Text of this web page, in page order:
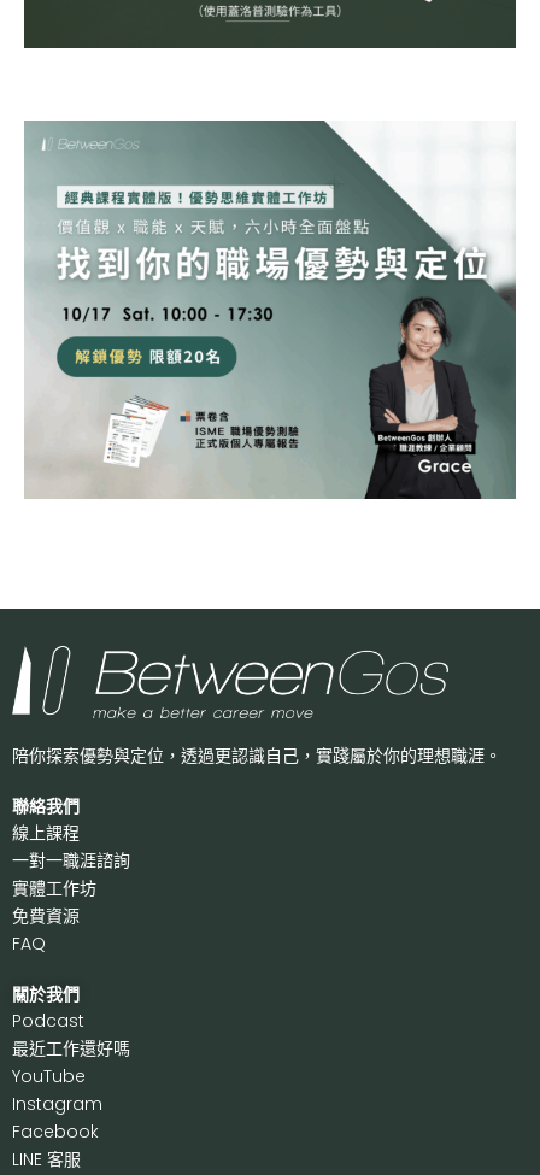
陪你探索優勢與定位，透過更認識自己， 實踐屬於你的理想職涯。
聯絡我們
線上課程
一對一職涯諮詢
實體工作坊
免費資源
FAQ
關於我們
Podcast
最近工作還好嗎
YouTube
Instagram
Facebook
LINE 客服